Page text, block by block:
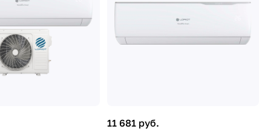
11 681 руб.